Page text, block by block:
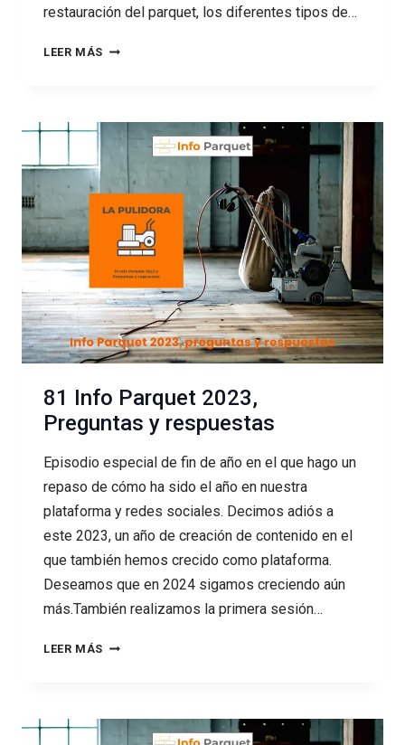
restauración del parquet, los diferentes tipos de…
LEER MÁS 82
DE
DE
PARQUET:
MATERIALES,
HERRAMIENTAS
Y
MANO
DE
OBRA
81 Info Parquet 2023,
Preguntas y respuestas
Episodio especial de fin de año en el que hago un
repaso de cómo ha sido el año en nuestra
plataforma y redes sociales. Decimos adiós a
este 2023, un año de creación de contenido en el
que también hemos crecido como plataforma.
Deseamos que en 2024 sigamos creciendo aún
más.También realizamos la primera sesión…
LEER MÁS 81
2023,